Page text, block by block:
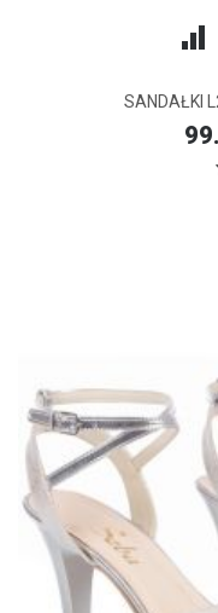
SANDAŁKI